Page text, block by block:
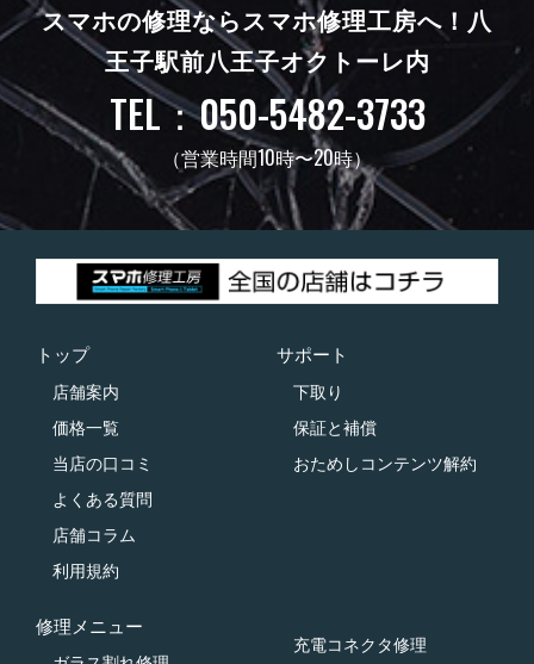
スマホの修理ならスマホ修理工房へ！ 八
王子駅前八王子オクトーレ内
TEL：050-5482-3733
（営業時間10時〜20時）
トップ
店舗案内
価格一覧
当店の口コミ
よくある質問
店舗コラム
利用規約
サポート
下取り
保証と補償
おためしコンテンツ解約
修理メニュー
充電コネクタ修理